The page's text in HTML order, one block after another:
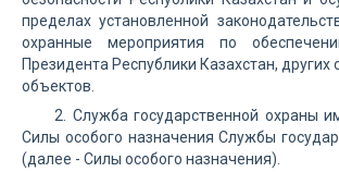
пределах установленной
охранные мероприятия по
Президента Республики Казахстан,
объектов.
2. Служба государственной охраны
Силы особого назначения Службы
(далее - Силы особого назначения).